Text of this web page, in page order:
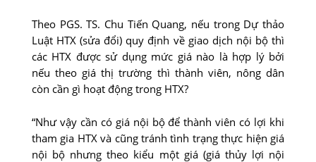
Theo PGS. TS. Chu Tiến Quang, nếu trong Dự thảo
Luật HTX (sửa đổi) quy định về giao dịch nội bộ thì
các HTX được sử dụng mức giá nào là hợp lý bởi
nếu theo giá thị trường thì thành viên, nông dân
còn cần gì hoạt động trong HTX?
“Như vậy cần có giá nội bộ để thành viên có lợi khi
tham gia HTX và cũng tránh tình trạng thực hiện giá
nội bộ nhưng theo kiểu một giá (giá thủy lợi nội